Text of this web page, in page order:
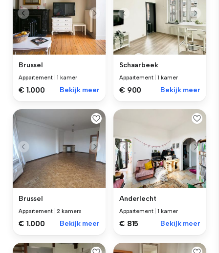
Brussel
Appartement |1 kamer
€ 1.000 Bekijk meer
Schaarbeek
Appartement |1 kamer
€ 900 Bekijk meer
Brussel
Appartement 2 kamers
€ 1.000 Bekijk meer
Anderlecht
Appartement |1 kamer
€ 815 Bekijk meer